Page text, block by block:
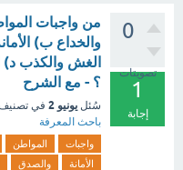
0
تصويتات
1
إجابة
من واجبات
والخداع ب)
الغش والكذب د)
؟ - مع الشرح
سُئل يونيو 2 في
باحث المعرفة
واجبات المواطن
الأمانة
والصدق